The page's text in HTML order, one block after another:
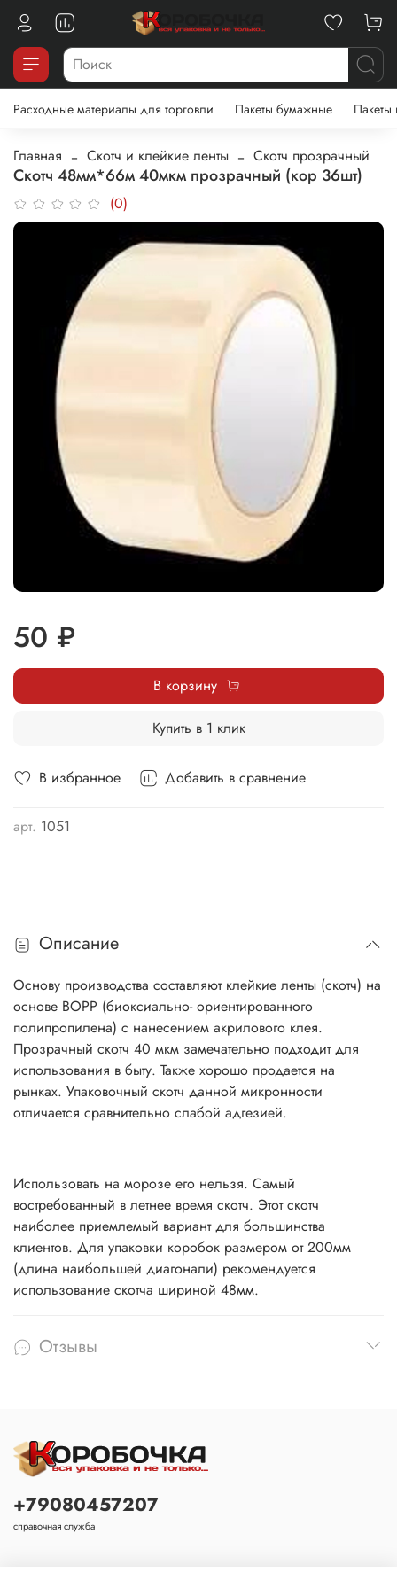
Расходные материалы для торговли Пакеты бумажные Пакеты
Главная Скотч и клейкие ленты Скотч прозрачный
Скотч 48мм*66м 40мкм прозрачный (кор 36шт)
(0)
В избранное Добавить в сравнение
арт. 1051
50 ₽
В корзину
Купить в 1 клик
Описание
Основу производства составляют клейкие ленты (скотч) на
основе ВОРР (биоксиально- ориентированного
полипропилена) с нанесением акрилового клея.
Прозрачный скотч 40 мкм замечательно подходит для
использования в быту. Также хорошо продается на
рынках. Упаковочный скотч данной микронности
отличается сравнительно слабой адгезией.
Использовать на морозе его нельзя. Самый
востребованный в летнее время скотч. Этот скотч
наиболее приемлемый вариант для большинства
клиентов. Для упаковки коробок размером от 200мм
(длина наибольшей диагонали) рекомендуется
использование скотча шириной 48мм.
Отзывы
+79080457207
справочная служба